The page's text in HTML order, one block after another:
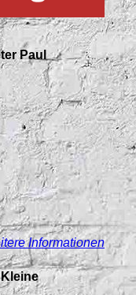
Paul
Informationen